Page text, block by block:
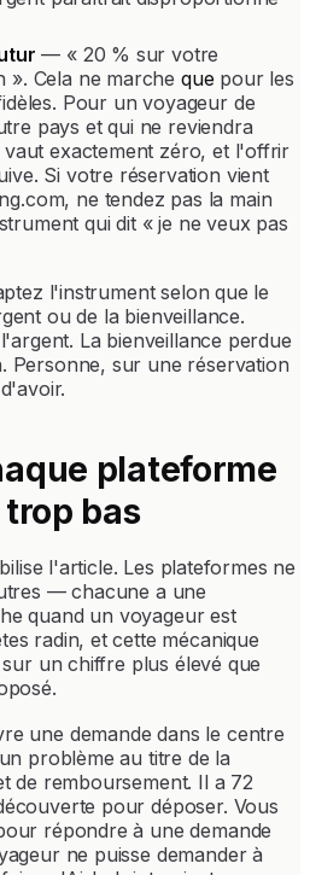
— « 20 % sur votre
». Cela ne marche que pour les
Pour un voyageur de
pays et qui ne reviendra
exactement zéro, et l'offrir
Si votre réservation vient
ne tendez pas la main
qui dit « je ne veux pas
l'instrument selon que le
ou de la bienveillance.
La bienveillance perdue
Personne, sur une réservation
plateforme
bas
l'article. Les plateformes ne
— chacune a une
quand un voyageur est
radin, et cette mécanique
un chiffre plus élevé que
une demande dans le centre
problème au titre de la
de remboursement. Il a 72
pour déposer. Vous
répondre à une demande
ne puisse demander à